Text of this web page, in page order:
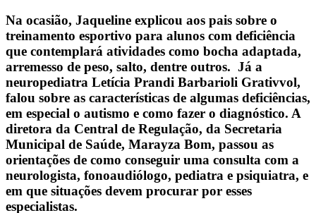
Na ocasião, Jaqueline explicou aos pais sobre o
treinamento esportivo para alunos com deficiência
que contemplará atividades como bocha adaptada,
arremesso de peso, salto, dentre outros. Já a
neuropediatra Letícia Prandi Barbarioli Grativvol,
falou sobre as características de algumas deficiências,
em especial o autismo e como fazer o diagnóstico. A
diretora da Central de Regulação, da Secretaria
Municipal de Saúde, Marayza Bom, passou as
orientações de como conseguir uma consulta com a
neurologista, fonoaudiólogo, pediatra e psiquiatra, e
em que situações devem procurar por esses
especialistas.